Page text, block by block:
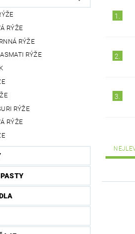
RÝŽE
RÝŽE
RÝŽE
RÝŽE
RÝŽE
1.
2.
3.